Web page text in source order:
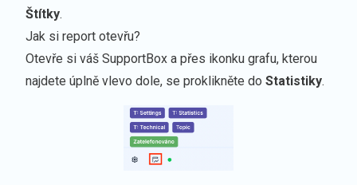
Štítky.
Jak si report otevřu?
Otevře si váš SupportBox a přes ikonku grafu, kterou
najdete úplně vlevo dole, se proklikněte do Statistiky.